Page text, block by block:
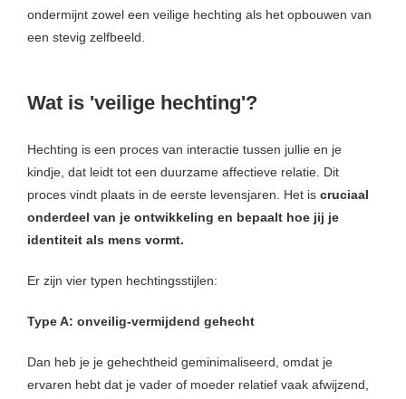
ondermijnt zowel een veilige hechting als het opbouwen van
een stevig zelfbeeld.
Wat is 'veilige hechting'?
Hechting is een proces van interactie tussen jullie en je
kindje, dat leidt tot een duurzame affectieve relatie. Dit
proces vindt plaats in de eerste levensjaren. Het is cruciaal
onderdeel van je ontwikkeling en bepaalt hoe jij je
identiteit als mens vormt.
Er zijn vier typen hechtingsstijlen:
Type A: onveilig-vermijdend gehecht
Dan heb je je gehechtheid geminimaliseerd, omdat je
ervaren hebt dat je vader of moeder relatief vaak afwijzend,